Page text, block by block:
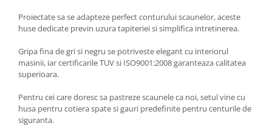
Proiectate sa se adapteze perfect conturului scaunelor, aceste
huse dedicate previn uzura tapiteriei si simplifica intretinerea.
Gripa fina de gri si negru se potriveste elegant cu interiorul
masinii, iar certificarile TUV si ISO9001:2008 garanteaza calitatea
superioara.
Pentru cei care doresc sa pastreze scaunele ca noi, setul vine cu
husa pentru cotiera spate si gauri predefinite pentru centurile de
siguranta.